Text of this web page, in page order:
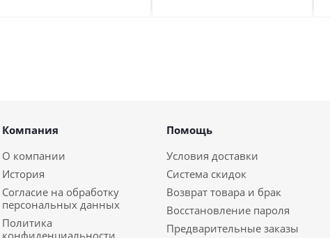
Компания
О компании
История
Согласие на обработку
персональных данных
Политика
конфиденциальности
Помощь
Условия доставки
Система скидок
Возврат товара и брак
Восстановление пароля
Предварительные заказы